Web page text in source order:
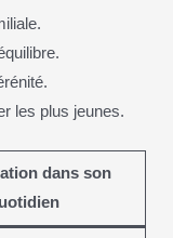
les plus jeunes.
dans son